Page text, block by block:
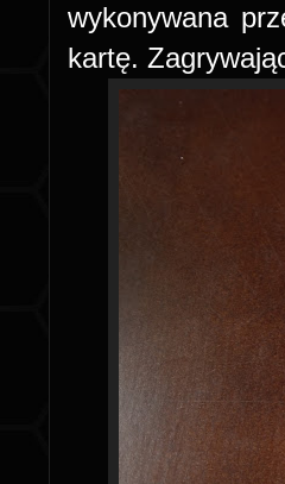
wykonywana
kartę.